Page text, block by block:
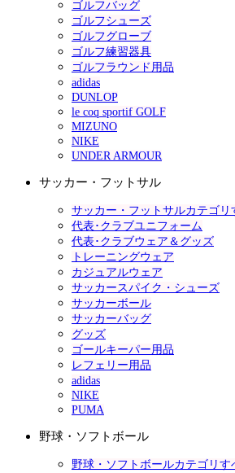
ゴルフバッグ
ゴルフシューズ
ゴルフグローブ
ゴルフ練習器具
ゴルフラウンド用品
adidas
DUNLOP
le coq sportif GOLF
MIZUNO
NIKE
UNDER ARMOUR
サッカー・フットサル
サッカー・フットサルカテゴリ
代表･クラブユニフォーム
代表･クラブウェア＆グッズ
トレーニングウェア
カジュアルウェア
サッカースパイク・シューズ
サッカーボール
サッカーバッグ
グッズ
ゴールキーパー用品
レフェリー用品
adidas
NIKE
PUMA
野球・ソフトボール
野球・ソフトボールカテゴリす